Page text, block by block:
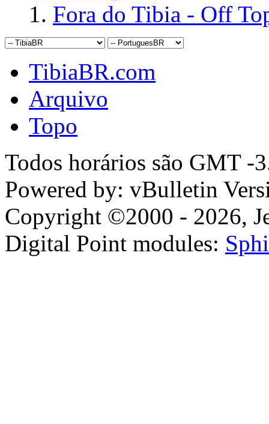
Fora do Tibia - Off
TibiaBR.com
Arquivo
Topo
Todos horários são GMT -
Powered by: vBulletin
Copyright ©2000 - 2026,
Digital Point modules: